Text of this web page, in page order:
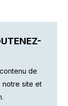
de
notre site et